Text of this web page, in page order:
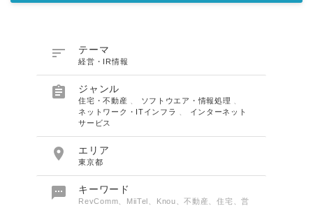
 テーマ
経営・IR情報
 ジャンル
住宅・不動産 ソフトウエア・情報処理
ネットワーク・ITインフラ
インターネット
サービス
 エリア
東京都
 キーワード
RevComm、MiiTel、Knou、不動産、住宅、営